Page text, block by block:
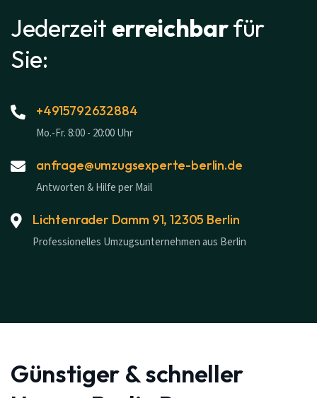
Jederzeit erreichbarfür
Sie:
+4915792632884
Mo.-Fr. 8:00 - 20:00 Uhr
anfrage@umzugsexperte-berlin.de
Antworten & Hilfe per Mail
Lichtenrader Damm 91, 12305 Berlin
Professionelles Umzugsunternehmen aus Berlin
Günstiger & schneller